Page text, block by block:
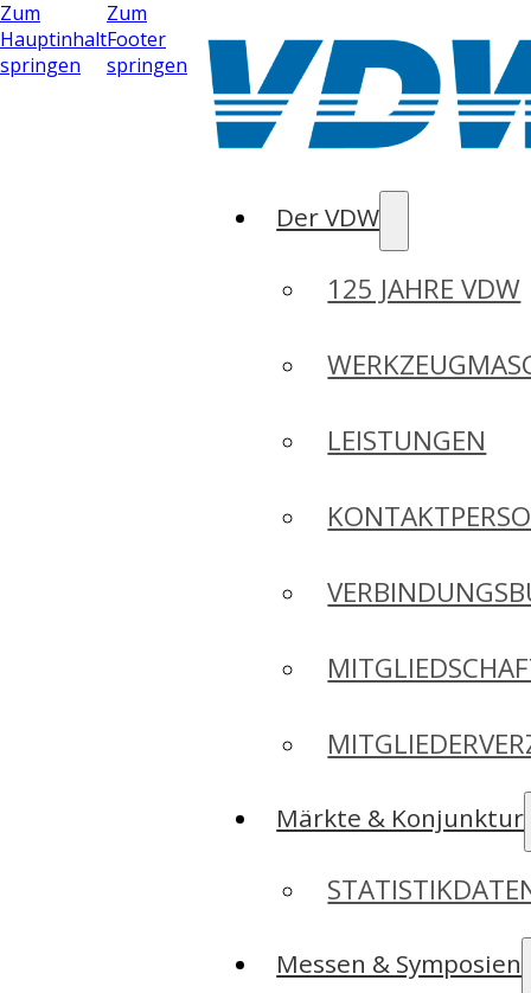
Zum
Hauptinhalt
springen
Zum
Footer
springen
Der VDW
125 JAHRE VDW
LEISTUNGEN
Märkte & Konjunktur
Messen & Symposien